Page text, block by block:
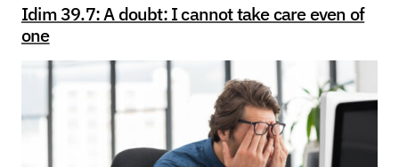
Idim 39.7: A doubt: I cannot take care even of
one